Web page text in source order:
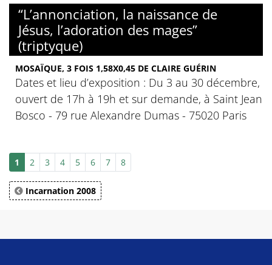
“L’annonciation, la naissance de
Jésus, l’adoration des mages”
(triptyque)
MOSAÏQUE, 3 FOIS 1,58X0,45 DE CLAIRE GUÉRIN
Dates et lieu d’exposition : Du 3 au 30 décembre,
ouvert de 17h à 19h et sur demande, à Saint Jean
Bosco - 79 rue Alexandre Dumas - 75020 Paris
1 2 3 4 5 6 7 8
Incarnation 2008